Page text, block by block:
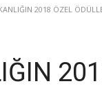
2018 ÖZEL